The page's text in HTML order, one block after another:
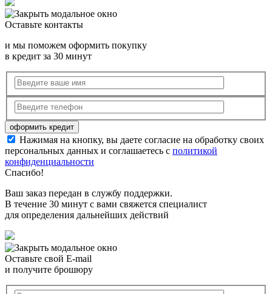
Оставьте контакты
и мы поможем оформить покупку
в кредит за 30 минут
Нажимая на кнопку, вы даете согласие на обработку своих
персональных данных и соглашаетесь с политикой
конфиденциальности
Спасибо!
Ваш заказ передан в службу поддержки.
В течение 30 минут с вами свяжется специалист
для определения дальнейших действий
Оставьте свой E-mail
и получите брошюру